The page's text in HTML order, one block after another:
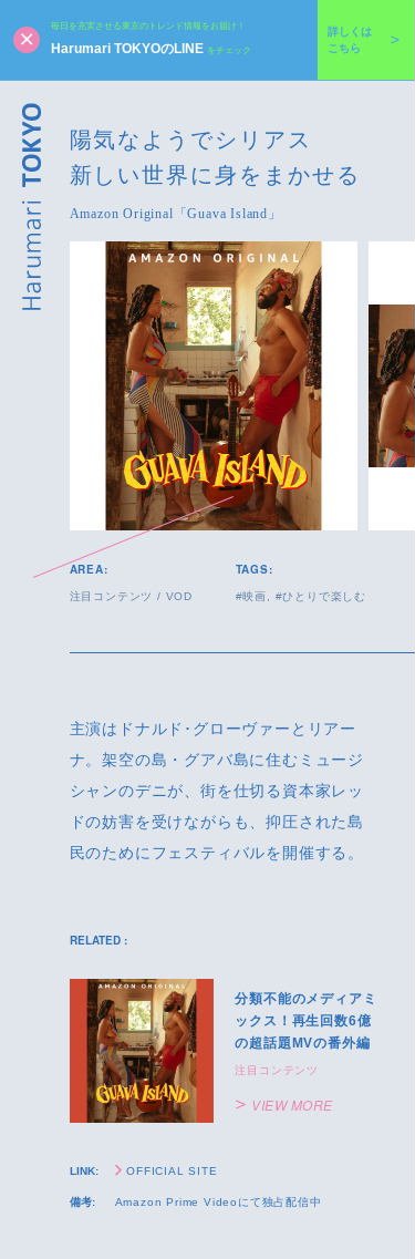
毎日を充実させる東京のトレンド情報をお届け！
Harumari TOKYOのLINE をチェック
詳しくは
こちら
陽気なようでシリアス
新しい世界に身をまかせる
Amazon Original「Guava Island」
AREA:
注目コンテンツ / VOD
TAGS:
映画 ひとりで楽しむ
主演はドナルド･グローヴァーとリアー
ナ。架空の島・グアバ島に住むミュージ
シャンのデニが、街を仕切る資本家レッ
ドの妨害を受けながらも、抑圧された島
民のためにフェスティバルを開催する。
RELATED :
分類不能のメディアミ
ックス！再生回数6億
の超話題MVの番外編
注目コンテンツ
VIEW MORE
LINK: OFFICIAL SITE
備考: Amazon Prime Videoにて独占配信中